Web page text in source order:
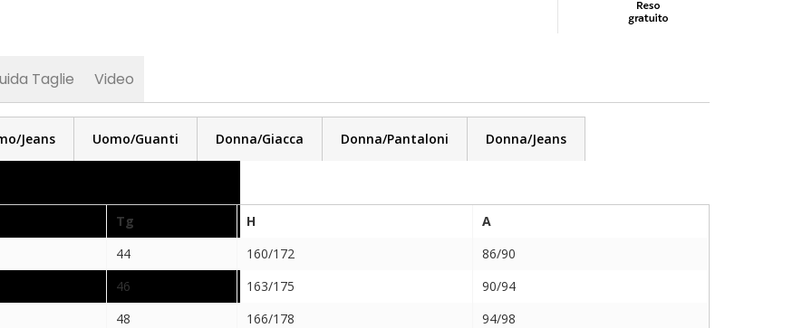
Taglie
Jeans Uomo/Guanti Donna/Giacca Donna/Pantaloni Donna/Jeans
Tg H
A
44 160/172
86/90
46 163/175
90/94
48 166/178
94/98
Video